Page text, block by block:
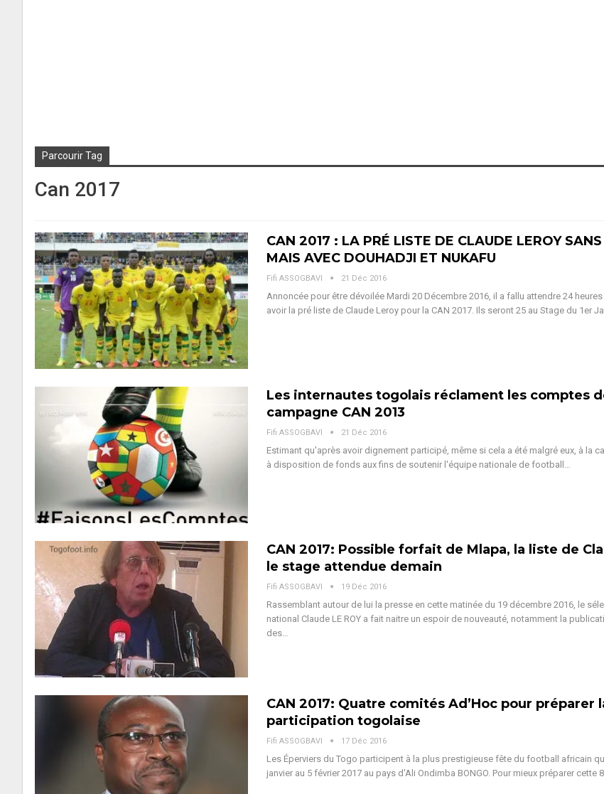
Parcourir Tag
Can 2017
CAN 2017 : LA PRÉ LISTE DE CLAUDE LEROY
MAIS AVEC DOUHADJI ET NUKAFU
Fifi ASSOGBAVI 21 Déc 2016
Annoncée pour être dévoilée Mardi 20 Décembre 2016, il a fallu attendre 24
avoir la pré liste de Claude Leroy pour la CAN 2017. Ils seront 25 au Stage du 1er
Les internautes togolais réclament les comptes
campagne CAN 2013
Fifi ASSOGBAVI 21 Déc 2016
Estimant qu'après avoir dignement participé, même si cela a été malgré eux, à la
à disposition de fonds aux fins de soutenir l'équipe nationale de football…
CAN 2017: Possible forfait de Mlapa, la liste de
le stage attendue demain
Fifi ASSOGBAVI 19 Déc 2016
Rassemblant autour de lui la presse en cette matinée du 19 décembre 2016, le
national Claude LE ROY a fait naitre un espoir de nouveauté, notamment la
des…
CAN 2017: Quatre comités Ad’Hoc pour préparer
participation togolaise
Fifi ASSOGBAVI 17 Déc 2016
Les Éperviers du Togo participent à la plus prestigieuse fête du football africain
janvier au 5 février 2017 au pays d'Ali Ondimba BONGO. Pour mieux préparer cette